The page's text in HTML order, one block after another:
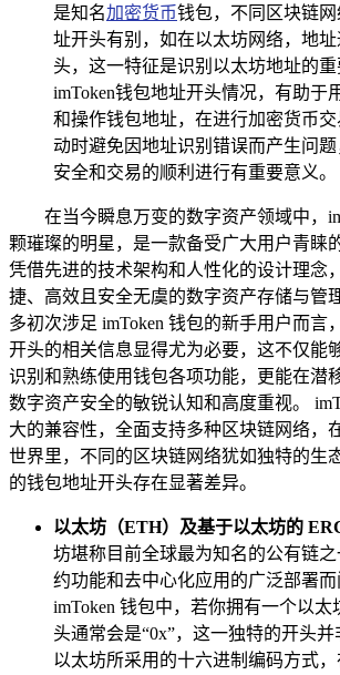
是知名加密货币钱包，不同区块链
址开头有别，如在以太坊网络，地址
头，这一特征是识别以太坊地址的
imToken钱包地址开头情况，有助于
和操作钱包地址，在进行加密货币
动时避免因地址识别错误而产生问
安全和交易的顺利进行有重要意义。
在当今瞬息万变的数字资产领域中，
颗璀璨的明星，是一款备受广大用户青睐
凭借先进的技术架构和人性化的设计理念
捷、高效且安全无虞的数字资产存储与管
多初次涉足 imToken 钱包的新手用户而言
开头的相关信息显得尤为必要，这不仅能
识别和熟练使用钱包各项功能，更能在潜
数字资产安全的敏锐认知和高度重视。
大的兼容性，全面支持多种区块链网络，
世界里，不同的区块链网络犹如独特的生
的钱包地址开头存在显著差异。
以太坊（ETH）及基于以太坊的
坊堪称目前全球最为知名的公有链
约功能和去中心化应用的广泛部署
imToken 钱包中，若你拥有一个以
头通常会是“0x”，这一独特的开头
以太坊所采用的十六进制编码方式